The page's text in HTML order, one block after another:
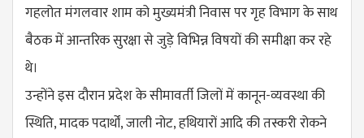
गहलोत मंगलवार शाम को मुख्यमंत्री निवास पर गृह विभाग के साथ
बैठक में आन्तरिक सुरक्षा से जुड़े विभिन्न विषयों की समीक्षा कर रहे
थे।
उन्होंने इस दौरान प्रदेश के सीमावर्ती जिलों में कानून-व्यवस्था की
स्थिति, मादक पदार्थों, जाली नोट, हथियारों आदि की तस्करी रोकने